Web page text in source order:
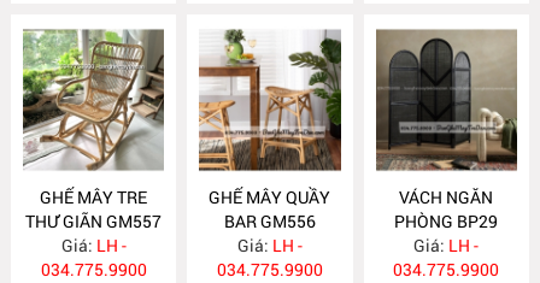
GHẾ MÂY TRE
THƯ GIÃN GM557
Giá: LH -
034.775.9900
GHẾ MÂY QUẦY
BAR GM556
Giá: LH -
034.775.9900
VÁCH NGĂN
PHÒNG BP29
Giá: LH -
034.775.9900